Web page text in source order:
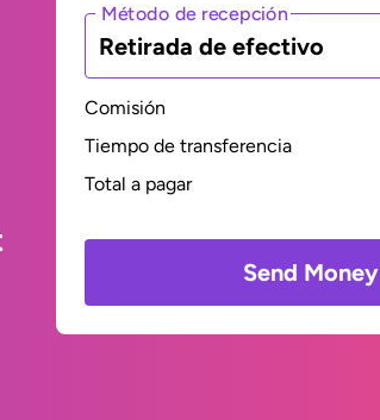
Método de recepción
Retirada de efectivo
Comisión
Tiempo de transferencia
Total a pagar
Send Money